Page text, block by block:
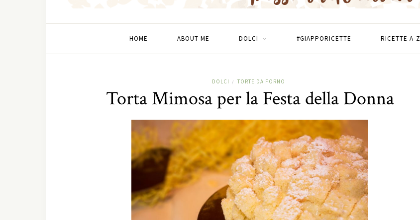
HOME ABOUT ME DOLCI #GIAPPORICETTE RICETTE A-Z
DOLCI / TORTE DA FORNO
Torta Mimosa per la Festa della Donna